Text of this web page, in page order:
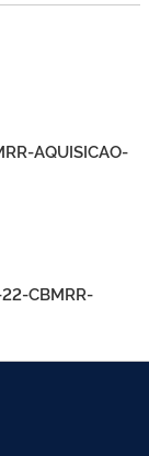
AQUISICAO-
CBMRR-